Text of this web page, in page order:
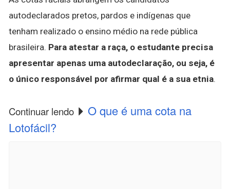
autodeclarados pretos, pardos e indígenas que
tenham realizado o ensino médio na rede pública
brasileira. Para atestar a raça, o estudante precisa
apresentar apenas uma autodeclaração, ou seja, é
o único responsável por afirmar qual é a sua etnia.
Continuar lendo
O que é uma cota na
Lotofácil?